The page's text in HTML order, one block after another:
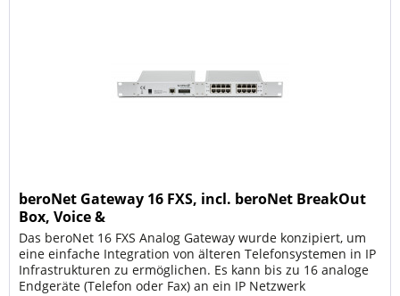
beroNet Gateway 16 FXS, incl. beroNet BreakOut
Box, Voice &
Das beroNet 16 FXS Analog Gateway wurde konzipiert, um
eine einfache Integration von älteren Telefonsystemen in IP
Infrastrukturen zu ermöglichen. Es kann bis zu 16 analoge
Endgeräte (Telefon oder Fax) an ein IP Netzwerk